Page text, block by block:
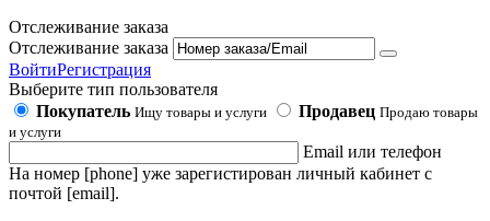
Отслеживание заказа
Отслеживание заказа
ВойтиРегистрация
Выберите тип пользователя
Покупатель Ищу товары и услуги Продавец Продаю товары
и услуги
Email или телефон
На номер [phone] уже зарегистирован личный кабинет с
почтой [email].